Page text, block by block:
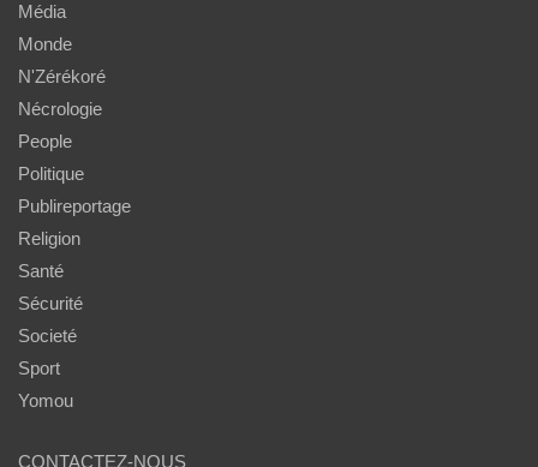
Média
Monde
N'Zérékoré
Nécrologie
People
Politique
Publireportage
Religion
Santé
Sécurité
Societé
Sport
Yomou
CONTACTEZ-NOUS